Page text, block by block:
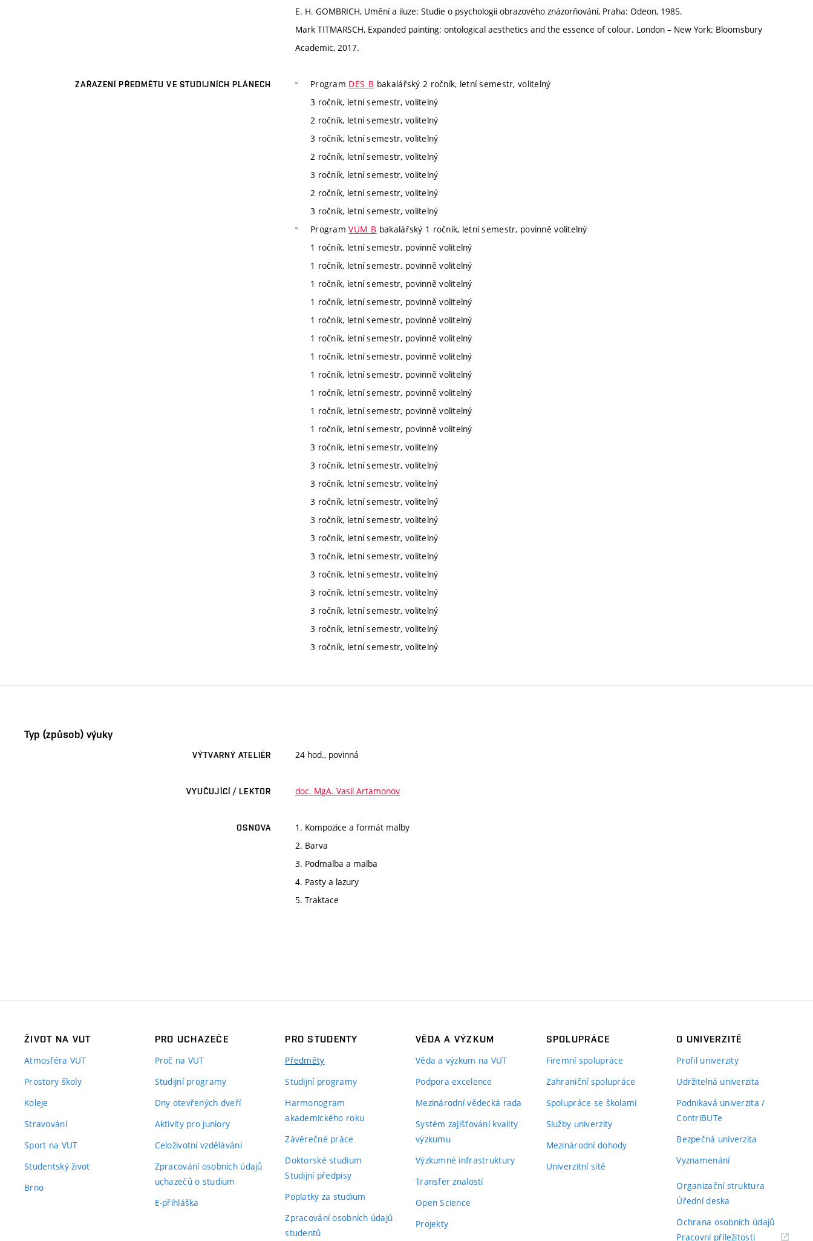
E. H. GOMBRICH, Umění a iluze: Studie o psychologii obrazového znázorňování, Praha: Odeon, 1985.
Mark TITMARSCH, Expanded painting: ontological aesthetics and the essence of colour. London – New York: Bloomsbury
Academic, 2017.
ZAŘAZENÍ PŘEDMĚTU VE STUDIJNÍCH PLÁNECH Program DES_B bakalářský 2 ročník, letní semestr, volitelný
3 ročník, letní semestr, volitelný
2 ročník, letní semestr, volitelný
3 ročník, letní semestr, volitelný
2 ročník, letní semestr, volitelný
3 ročník, letní semestr, volitelný
2 ročník, letní semestr, volitelný
3 ročník, letní semestr, volitelný
ProgramVUM_B bakalářský 1 ročník, letní semestr, povinně volitelný
1 ročník, letní semestr, povinně volitelný
1 ročník, letní semestr, povinně volitelný
1 ročník, letní semestr, povinně volitelný
1 ročník, letní semestr, povinně volitelný
1 ročník, letní semestr, povinně volitelný
1 ročník, letní semestr, povinně volitelný
1 ročník, letní semestr, povinně volitelný
1 ročník, letní semestr, povinně volitelný
1 ročník, letní semestr, povinně volitelný
1 ročník, letní semestr, povinně volitelný
1 ročník, letní semestr, povinně volitelný
3 ročník, letní semestr, volitelný
3 ročník, letní semestr, volitelný
3 ročník, letní semestr, volitelný
3 ročník, letní semestr, volitelný
3 ročník, letní semestr, volitelný
3 ročník, letní semestr, volitelný
3 ročník, letní semestr, volitelný
3 ročník, letní semestr, volitelný
3 ročník, letní semestr, volitelný
3 ročník, letní semestr, volitelný
3 ročník, letní semestr, volitelný
3 ročník, letní semestr, volitelný
Typ (způsob) výuky
VÝTVARNÝ ATELIÉR 24 hod., povinná
VYUČUJÍCÍ / LEKTOR doc. MgA. Vasil Artamonov
OSNOVA
1. Kompozice a formát malby
2. Barva
3. Podmalba a malba
4. Pasty a lazury
5. Traktace
ŽIVOT NA VUT
Atmosféra VUT
Prostory školy
Koleje
Stravování
Sport na VUT
Studentský život
Brno
PRO UCHAZEČE
Proč na VUT
Studijní programy
Dny otevřených dveří
Aktivity pro juniory
Celoživotní vzdělávání
Zpracování osobních údajů
uchazečů o studium
E-přihláška
PRO STUDENTY
Předměty
Studijní programy
Harmonogram
akademického roku
Závěrečné práce
Doktorské studium
Studijní předpisy
Poplatky za studium
Zpracování osobních údajů
studentů
VĚDA A VÝZKUM
Věda a výzkum na VUT
Podpora excelence
Mezinárodní vědecká rada
Systém zajišťování kvality
výzkumu
Výzkumné infrastruktury
Transfer znalostí
Open Science
Projekty
SPOLUPRÁCE
Firemní spolupráce
Zahraniční spolupráce
Spolupráce se školami
Služby univerzity
Mezinárodní dohody
Univerzitní sítě
O UNIVERZITĚ
Profil univerzity
Udržitelná univerzita
Podnikavá univerzita /
ContriBUTe
Bezpečná univerzita
Vyznamenání
Organizační struktura
Úřední deska
Ochrana osobních údajů
Pracovní příležitosti(externí